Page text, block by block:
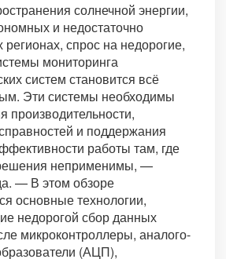
солнечной энергии,
и недостаточно
спрос на недорогие,
мониторинга
систем становится всё
Эти системы необходимы
производительности,
и поддержания
работы там, где
неприменимы, —
— В этом обзоре
основные технологии,
недорогой сбор данных
микроконтроллеры, аналого-
(АЦП),